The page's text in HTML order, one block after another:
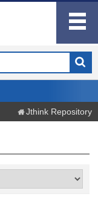
Jthink Repository